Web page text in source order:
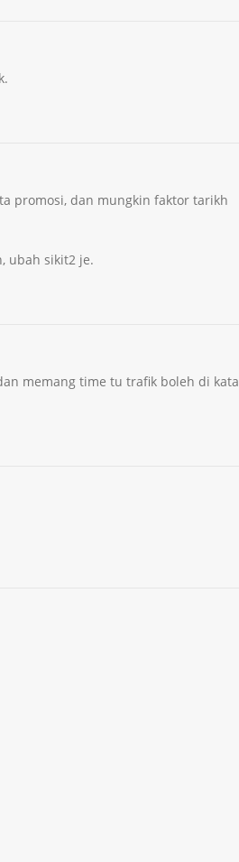
promosi, dan mungkin faktor tarikh
ubah sikit2 je.
memang time tu trafik boleh di kata